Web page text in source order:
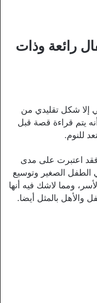
رائعة وذات
إلا شكل تقليدي من
يتم قراءة قصة قبل
للنوم.
اعتبرت على مدى
الطفل الصغير وتوسيع
ومما لاشك فيه أنها
والأهل بالمثل أيضا.